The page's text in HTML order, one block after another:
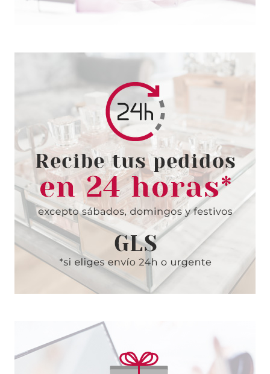
4711 EDC 100 ML
Pvr 12.50€
-44%
desde
7.05€